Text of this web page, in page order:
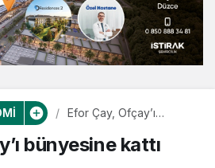
Efor Çay, Ofçay’ı
bünyesine kattı